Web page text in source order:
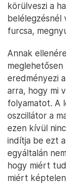
körülveszi a
belélegzésnél
furcsa,
Annak
eredményezi
arra, hogy mi
folyamatot. A
oszcillátor a
ezen kívül
indítja be ezt
egyáltalán
hogy miért
miért